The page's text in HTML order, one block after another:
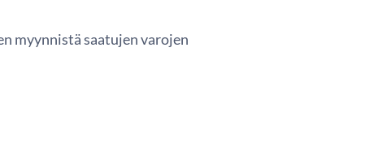
myynnistä saatujen varojen